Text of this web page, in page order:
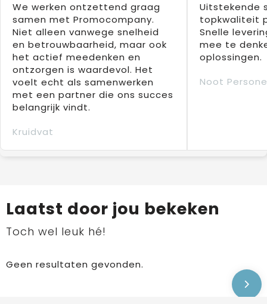
We werken ontzettend graag
samen met Promocompany.
Niet alleen vanwege snelheid
en betrouwbaarheid, maar ook
het actief meedenken en
ontzorgen is waardevol. Het
voelt echt als samenwerken
met een partner die ons succes
belangrijk vindt.
Kruidvat
Uitstekende
topkwaliteit
Snelle
mee te
oplossingen.
Noot
Laatst door jou bekeken
Toch wel leuk hé!
Geen resultaten gevonden.